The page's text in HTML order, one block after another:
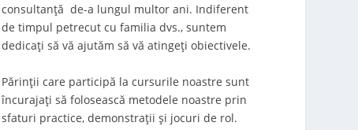
consultanță de-a lungul multor ani. Indiferent
de timpul petrecut cu familia dvs., suntem
dedicați să vă ajutăm să vă atingeți obiectivele.
Părinții care participă la cursurile noastre sunt
încurajați să folosească metodele noastre prin
sfaturi practice, demonstrații și jocuri de rol.